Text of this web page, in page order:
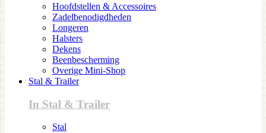
Hoofdstellen & Accessoires
Zadelbenodigdheden
Longeren
Halsters
Dekens
Beenbescherming
Overige Mini-Shop
Stal & Trailer
In Stal & Trailer
Stal